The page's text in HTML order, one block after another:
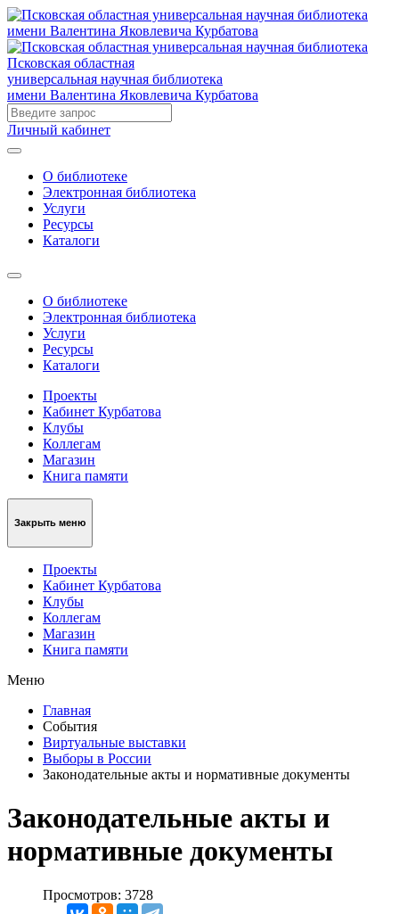
Псковская областная
универсальная научная библиотека
имени Валентина Яковлевича Курбатова
Личный кабинет
О библиотеке
Электронная библиотека
Услуги
Ресурсы
Каталоги
О библиотеке
Электронная библиотека
Услуги
Ресурсы
Каталоги
Проекты
Кабинет Курбатова
Клубы
Коллегам
Магазин
Книга памяти
Закрыть меню
Проекты
Кабинет Курбатова
Клубы
Коллегам
Магазин
Книга памяти
Меню
Главная
События
Виртуальные выставки
Выборы в России
Законодательные акты и нормативные документы
Законодательные акты и
нормативные документы
Просмотров: 3728